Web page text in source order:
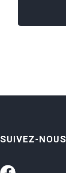
SUIVEZ-NOUS